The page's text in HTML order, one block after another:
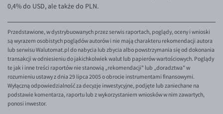
GBP/USD
USD/CHF
GBP/CHF
0,4% do USD, ale także do PLN.
Przedstawione, w dystrybuowanych przez serwis raportach, poglądy, oceny i wnioski
są wyrazem osobistych poglądów autorów i nie mają charakteru rekomendacji autora
lub serwisu Walutomat.pl do nabycia lub zbycia albo powstrzymania się od dokonania
transakcji w odniesieniu do jakichkolwiek walut lub papierów wartościowych. Poglądy
te jak i inne treści raportów nie stanowią „rekomendacji" lub „doradztwa" w
rozumieniu ustawy z dnia 29 lipca 2005 o obrocie instrumentami finansowymi.
Wyłączną odpowiedzialność za decyzje inwestycyjne, podjęte lub zaniechane na
podstawie komentarza, raportu lub z wykorzystaniem wniosków w nim zawartych,
ponosi inwestor.